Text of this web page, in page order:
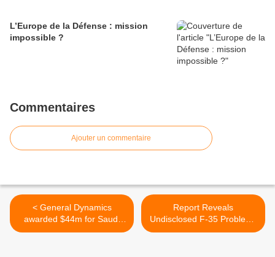
L’Europe de la Défense : mission
impossible ?
Commentaires
Ajouter un commentaire
< General Dynamics
awarded $44m for Saudi
tank work
Report Reveals
Undisclosed F-35 Problems
>